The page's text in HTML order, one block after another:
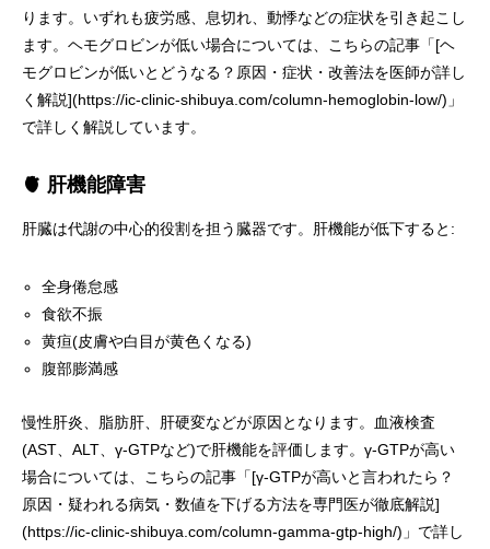
ります。いずれも疲労感、息切れ、動悸などの症状を引き起こし
ます。ヘモグロビンが低い場合については、こちらの記事「[ヘ
モグロビンが低いとどうなる？原因・症状・改善法を医師が詳し
く解説](https://ic-clinic-shibuya.com/column-hemoglobin-low/)」
で詳しく解説しています。
🫀 肝機能障害
肝臓は代謝の中心的役割を担う臓器です。肝機能が低下すると:
全身倦怠感
食欲不振
黄疸(皮膚や白目が黄色くなる)
腹部膨満感
慢性肝炎、脂肪肝、肝硬変などが原因となります。血液検査
(AST、ALT、γ-GTPなど)で肝機能を評価します。γ-GTPが高い
場合については、こちらの記事「[γ-GTPが高いと言われたら？
原因・疑われる病気・数値を下げる方法を専門医が徹底解説]
(https://ic-clinic-shibuya.com/column-gamma-gtp-high/)」で詳し